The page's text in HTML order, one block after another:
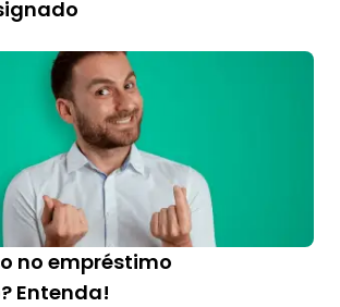
no empréstimo
Entenda!